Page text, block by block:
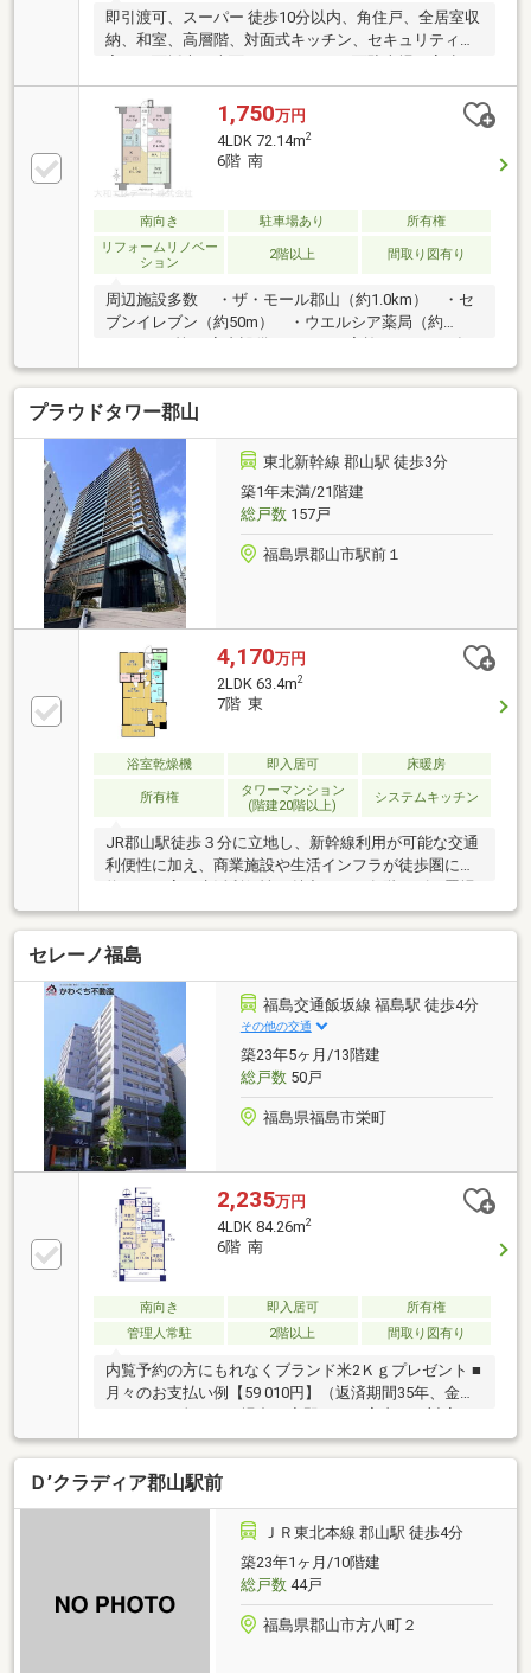
即引渡可、スーパー 徒歩10分以内、角住戸、全居室収
納、和室、高層階、対面式キッチン、セキュリティ充
ット対応、ＴＶモニタ付インターホン、眺望良好、
BS・CS・CATV、エレベーター
1,750万円
4LDK 72.14m2
6階 南
南向き 駐車場あり
所有権
リフォームリノベー
ション
2階以上 間取り図有り
周辺施設多数 ・ザ・モール郡山（約1.0km） ・セ
ブンイレブン（約50m） ・ウエルシア薬局（約
10月・洗面所／浴室換気扇交換■2024年07月・レンジ
フード交換■2023年06月・全窓内窓（二重サッシ）設
置■2023年06月・キッチン電気スイッチ交
換 ・浴室ユニット交換 ・洗
髪洗面化粧台交換 ・洗面所床/クロス交
換貼替 ・東側洋室2部屋網戸張
替 ・北東側洋室カーペット/クロス交換
貼替■2013年03月・ガス給湯器交換
プラウドタワー郡山
東北新幹線 郡山駅 徒歩3分
築1年未満/21階建
総戸数157戸
福島県郡山市駅前１
4,170万円
2LDK 63.4m2
7階 東
浴室乾燥機 即入居可 床暖房
所有権
タワーマンション
(階建20階以上)
システムキッチン
JR郡山駅徒歩３分に立地し、新幹線利用が可能な交通
利便性に加え、商業施設や生活インフラが徒歩圏に集
あり、24時間ゴミ出し可能です。建物は再開発事業の
中核として整備され、低層階には健診センターが入る
医療複合施設を併設。スカイラウンジなどの共用施設
も備え、駅前の新たなランドマークとして資産性にも
期待できるマンションです。
セレーノ福島
福島交通飯坂線 福島駅 徒歩4分
その他の交通
築23年5ヶ月/13階建
総戸数50戸
福島県福島市栄町
2,235万円
4LDK 84.26m2
6階 南
南向き 即入居可
所有権
管理人常駐
2階以上 間取り図有り
内覧予約の方にもれなくブランド米2Ｋｇプレゼント ■
月々のお支払い例【59 010円】（返済期間35年、金利
能ですので、お気軽にご連絡下さい！
Ｄ’クラディア郡山駅前
ＪＲ東北本線 郡山駅 徒歩4分
築23年1ヶ月/10階建
総戸数44戸
福島県郡山市方八町２